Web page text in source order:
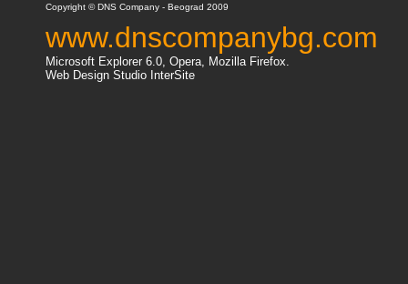
Copyright © DNS Company - Beograd 2009
www.dnscompanybg.com
Microsoft Explorer 6.0, Opera, Mozilla Firefox.
Web Design Studio InterSite